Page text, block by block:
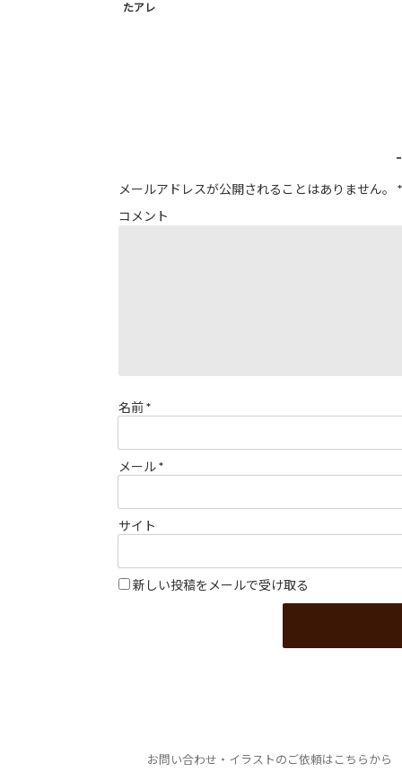
たアレ
メールアドレスが公開されることはありません。
*
コメント
名前*
メール*
サイト
新しい投稿をメールで受け取る
お問い合わせ・イラストのご依頼はこちらから